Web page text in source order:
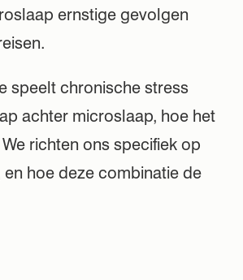
ernstige gevolgen
speelt chronische stress
achter microslaap, hoe het
richten ons specifiek op
hoe deze combinatie de